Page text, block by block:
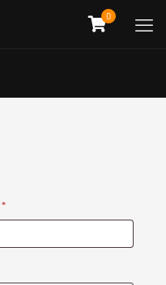
0
*Erforderlich